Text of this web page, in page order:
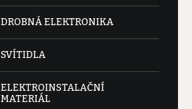
DROBNÁ ELEKTRONIKA
SVÍTIDLA
ELEKTROINSTALAČNÍ
MATERIÁL